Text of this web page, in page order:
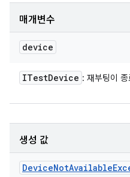
매개변수
device
ITestDevice : 재부팅이 종
생성 값
DeviceNotAvailable